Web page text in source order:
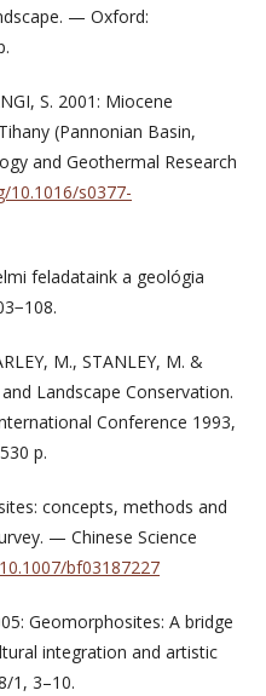
— Oxford:
S. 2001: Miocene
(Pannonian Basin,
and Geothermal Research
10.1016/s0377-
feladataink a geológia
M., STANLEY, M. &
Landscape Conservation.
Conference 1993,
p.
concepts, methods and
— Chinese Science
bf03187227
Geomorphosites: A bridge
integration and artistic
1, 3–10.